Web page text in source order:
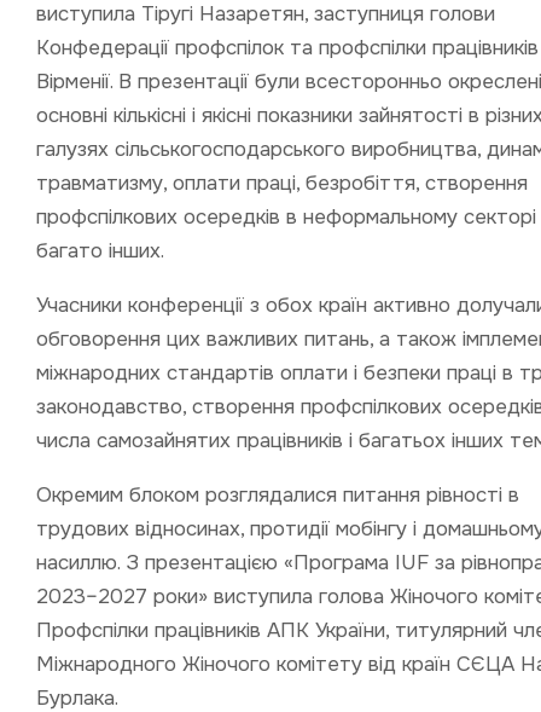
виступила Тіругі Назаретян, заступниця голови
Конфедерації профспілок та профспілки
Вірменії. В презентації були всесторонньо окреслені
основні кількісні і якісні показники зайнятості в
галузях сільськогосподарського виробництва,
травматизму, оплати праці, безробіття, створення
профспілкових осередків в неформальному
багато інших.
Учасники конференції з обох країн активно
обговорення цих важливих питань, а також
міжнародних стандартів оплати і безпеки праці в
законодавство, створення профспілкових
числа самозайнятих працівників і багатьох інших
Окремим блоком розглядалися питання рівності в
трудових відносинах, протидії мобінгу і
насиллю. З презентацією «Програма IUF за
2023–2027 роки» виступила голова Жіночого
Профспілки працівників АПК України, титулярний
Міжнародного Жіночого комітету від країн СЄЦА
Бурлака.